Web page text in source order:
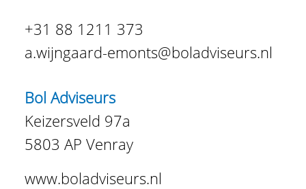
+31 88 1211 373
a.wijngaard-emonts@boladviseurs.nl
Bol Adviseurs
Keizersveld 97a
5803 AP Venray
www.boladviseurs.nl